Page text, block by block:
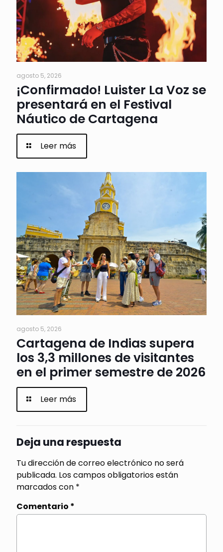
agosto 5, 2026
¡Confirmado! Luister La Voz se
presentará en el Festival
Náutico de Cartagena
Leer más
agosto 5, 2026
Cartagena de Indias supera
los 3,3 millones de visitantes
en el primer semestre de 2026
Leer más
Deja una respuesta
Tu dirección de correo electrónico no será
publicada. Los campos obligatorios están
marcados con *
Comentario *